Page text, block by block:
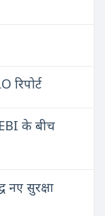
रिपोर्ट
के बीच
नए सुरक्षा